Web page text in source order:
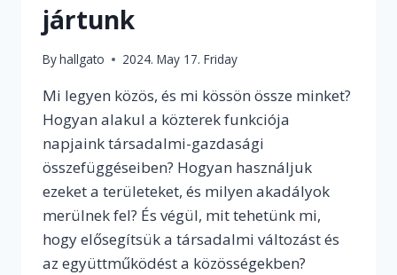
jártunk
Byhallgato 2024. May 17. Friday
Mi legyen közös, és mi kössön össze minket?
Hogyan alakul a közterek funkciója
napjaink társadalmi-gazdasági
összefüggéseiben? Hogyan használjuk
ezeket a területeket, és milyen akadályok
merülnek fel? És végül, mit tehetünk mi,
hogy elősegítsük a társadalmi változást és
az együttműködést a közösségekben?